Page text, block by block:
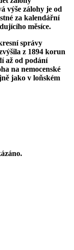
výše zálohy je od
za kalendářní
měsíce.
správy
z 1894 korun
až od podání
na nemocenské
jako v loňském